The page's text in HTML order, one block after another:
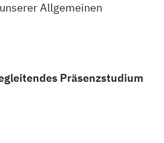
Allgemeinen
Präsenzstudium